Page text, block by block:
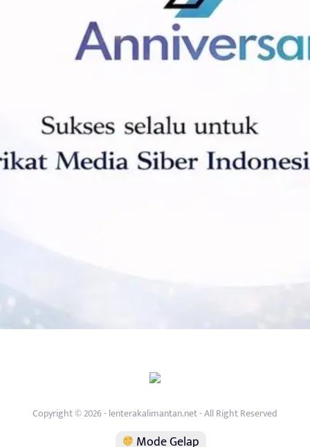
Copyright © 2026 - lenterakalimantan.net - All Right Reserved
Mode Gelap